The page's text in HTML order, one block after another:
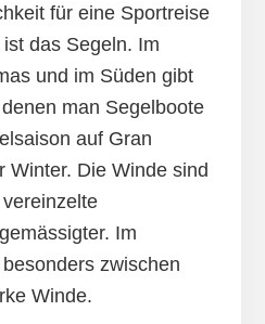
für eine Sportreise
das Segeln. Im
und im Süden gibt
man Segelboote
auf Gran
Winter. Die Winde sind
Im
zwischen
Winde.